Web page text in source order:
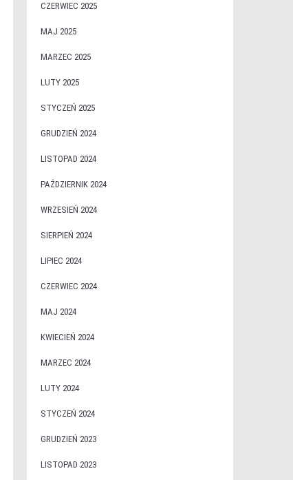
CZERWIEC 2025
MAJ 2025
MARZEC 2025
LUTY 2025
STYCZEŃ 2025
GRUDZIEŃ 2024
LISTOPAD 2024
PAŹDZIERNIK 2024
WRZESIEŃ 2024
SIERPIEŃ 2024
LIPIEC 2024
CZERWIEC 2024
MAJ 2024
KWIECIEŃ 2024
MARZEC 2024
LUTY 2024
STYCZEŃ 2024
GRUDZIEŃ 2023
LISTOPAD 2023